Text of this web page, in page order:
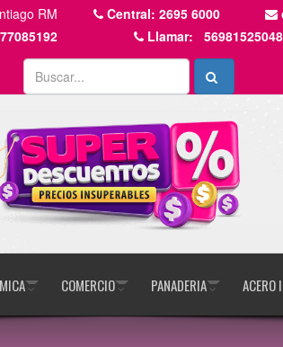
RM Central: 2695 6000
Llamar: 56981525048
COMERCIO PANADERIA ACERO